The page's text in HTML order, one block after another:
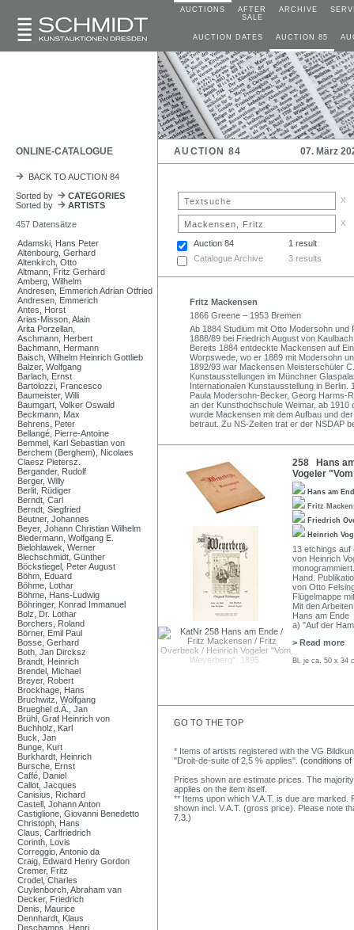
AUCTIONS
AFTER
SALE
ARCHIVE
AUCTION DATES AUCTION 85
ONLINE-CATALOGUE AUCTION 84 07. März
BACK TO AUCTION 84
Sorted by
CATEGORIES
Sorted by
ARTISTS
457 Datensätze
Adamski, Hans Peter
Altenbourg, Gerhard
Altenkirch, Otto
Altmann, Fritz Gerhard
Amberg, Wilhelm
Andresen, Emmerich Adrian Otfried
Andresen, Emmerich
Antes, Horst
Arias-Misson, Alain
Arita Porzellan,
Aschmann, Herbert
Bachmann, Hermann
Baisch, Wilhelm Heinrich Gottlieb
Balzer, Wolfgang
Barlach, Ernst
Bartolozzi, Francesco
Baumeister, Willi
Baumgart, Volker Oswald
Beckmann, Max
Behrens, Peter
Bellangé, Pierre-Antoine
Bemmel, Karl Sebastian von
Berchem (Berghem), Nicolaes
Claesz Pietersz.
Bergander, Rudolf
Berger, Willy
Berlit, Rüdiger
Berndt, Carl
Berndt, Siegfried
Beutner, Johannes
Beyer, Johann Christian Wilhelm
Biedermann, Wolfgang E.
Bielohlawek, Werner
Blechschmidt, Günther
Böckstiegel, Peter August
Böhm, Eduard
Böhme, Lothar
Böhme, Hans-Ludwig
Böhringer, Konrad Immanuel
Bolz, Dr. Lothar
Borchers, Roland
Börner, Emil Paul
Bosse, Gerhard
Both, Jan Dircksz
Brandt, Heinrich
Brendel, Michael
Breyer, Robert
Brockhage, Hans
Bruchwitz, Wolfgang
Brueghel d.Ä., Jan
Brühl, Graf Heinrich von
Buchholz, Karl
Buck, Jan
Bunge, Kurt
Burkhardt, Heinrich
Bursche, Ernst
Caffé, Daniel
Callot, Jacques
Canisius, Richard
Castell, Johann Anton
Castiglione, Giovanni Benedetto
Christoph, Hans
Claus, Carlfriedrich
Corinth, Lovis
Correggio, Antonio da
Craig, Edward Henry Gordon
Cremer, Fritz
Crodel, Charles
Cuylenborch, Abraham van
Decker, Friedrich
Denis, Maurice
Dennhardt, Klaus
Deschamps, Henri
x
x
Auction 84
1 result
Catalogue Archive
3 results
Fritz Mackensen
1866 Greene – 1953 Bremen
Ab 1884 Studium mit Otto Modersohn
1888/89 bei Friedrich August von
Bereits 1884 entdeckte Mackensen auf
Worpswede, wo er 1889 mit Modersohn
1892/93 war Mackensen Meisterschüler
Kunstausstellungen im Münchner
Internationalen Kunstausstellung in
Paula Modersohn-Becker, Georg Harms-
an der Kunsthochschule Weimar, ab
wurde Mackensen mit dem Aufbau und
betraut. Zu NS-Zeiten trat er der NSDAP
258 Hans
Vogeler
Hans am
Fritz
Friedrich
Heinrich
13 etchings auf
von Heinrich
Hand.
von Otto
Flügelmappe
Mit den
Hans am Ende
a) "Auf der
> Read more
Bl. je ca. 50 x 34
GO TO THE TOP
* Items of artists registered with the VG
"Droit-de-suite of 2,5 % applies". (conditions of
Prices shown are estimate prices. The
applies on the item itself.
** Items upon which V.A.T. is due are
shown incl. V.A.T. (gross price). Please note
7.3.)